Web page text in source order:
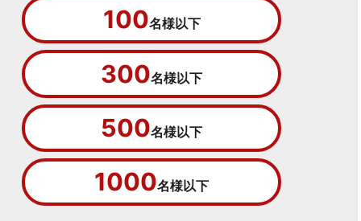
100名様以下
300名様以下
500名様以下
1000名様以下